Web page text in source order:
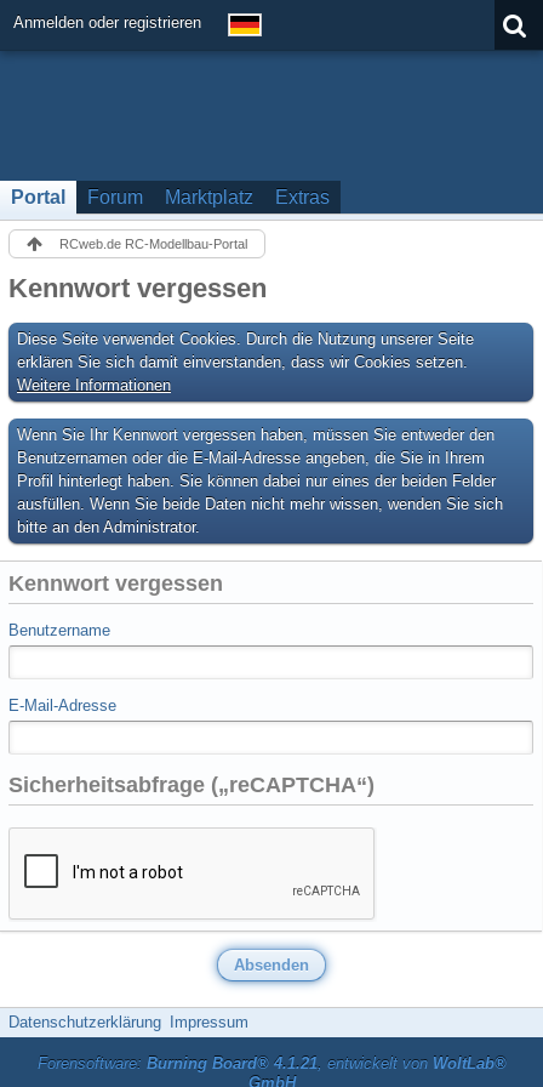
Anmelden oder registrieren
Portal Forum Marktplatz Extras
RCweb.de RC-Modellbau-Portal
Kennwort vergessen
Diese Seite verwendet Cookies. Durch die Nutzung unserer Seite
erklären Sie sich damit einverstanden, dass wir Cookies setzen.
Weitere Informationen
Wenn Sie Ihr Kennwort vergessen haben, müssen Sie entweder den
Benutzernamen oder die E-Mail-Adresse angeben, die Sie in Ihrem
Profil hinterlegt haben. Sie können dabei nur eines der beiden Felder
ausfüllen. Wenn Sie beide Daten nicht mehr wissen, wenden Sie sich
bitte an den Administrator.
Kennwort vergessen
Benutzername
E-Mail-Adresse
Sicherheitsabfrage („reCAPTCHA“)
Datenschutzerklärung Impressum
Forensoftware: Burning Board® 4.1.21, entwickelt von WoltLab®
GmbH